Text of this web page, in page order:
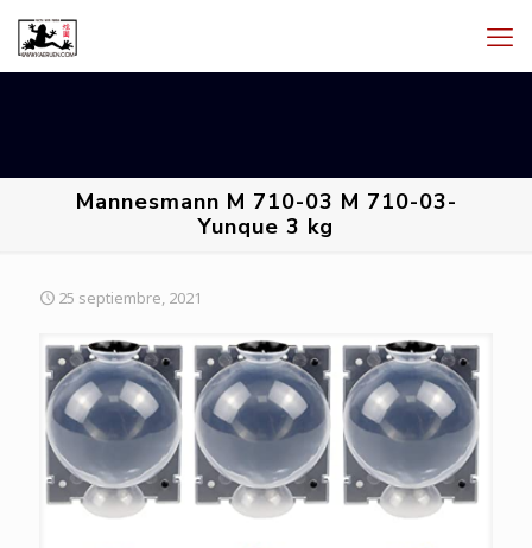
Mannesmann M 710-03 M 710-03-
Yunque 3 kg
25 septiembre, 2021